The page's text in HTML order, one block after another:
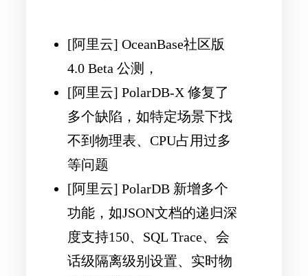
[阿里云] OceanBase社区版
4.0 Beta 公测，
[阿里云] PolarDB-X 修复了
多个缺陷，如特定场景下找
不到物理表、CPU占用过多
等问题
[阿里云] PolarDB 新增多个
功能，如JSON文档的递归深
度支持150、SQL Trace、会
话级隔离级别设置、实时物